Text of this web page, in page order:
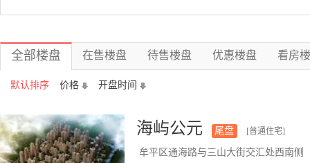
全部楼盘 在售楼盘 待售楼盘 优惠楼盘 看房
默认排序 价格 开盘时间
海屿公元 尾盘 [普通住宅]
牟平区通海路与三山大街交汇处西南侧